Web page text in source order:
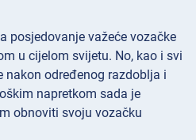
posjedovanje važeće vozačke
u cijelom svijetu. No, kao i svi
nakon određenog razdoblja i
napretkom sada je
obnoviti svoju vozačku